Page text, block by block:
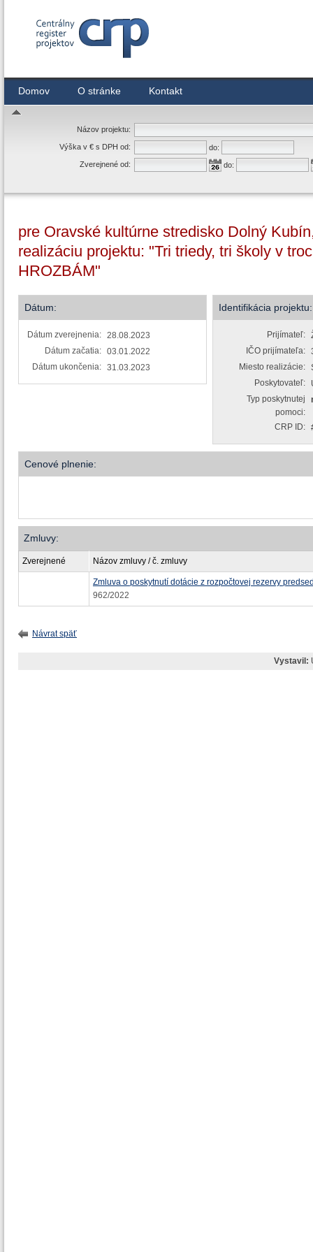
Domov O stránke Kontakt
Názov projektu:
Výška v € s DPH od:
do:
Zverejnené od:
do:
pre Oravské kultúrne stredisko Dolný
realizáciu projektu: "Tri triedy, tri školy v
HROZBÁM"
Dátum:
Dátum zverejnenia: 28.08.2023
Dátum začatia: 03.01.2022
Dátum ukončenia: 31.03.2023
Identifikácia projektu:
Prijímateľ:
IČO prijímateľa:
Miesto realizácie:
Poskytovateľ:
Typ poskytnutej
pomoci:
CRP ID:
Cenové plnenie:
Zmluvy:
Zverejnené Názov zmluvy / č. zmluvy
Zmluva o poskytnutí dotácie z rozpočtovej rezervy
962/2022
Návrat späť
Vystavil: